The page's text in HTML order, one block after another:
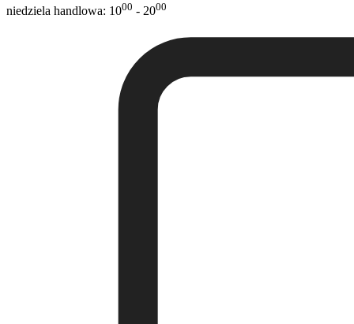
niedziela handlowa: 1000 - 2000